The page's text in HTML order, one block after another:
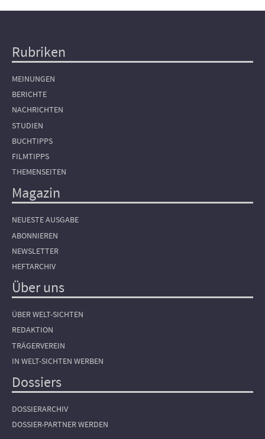
Hauptnavigation
Rubriken
MEINUNGEN
BERICHTE
NACHRICHTEN
STUDIEN
BUCHTIPPS
FILMTIPPS
THEMENSEITEN
Magazin
NEUESTE AUSGABE
ABONNIEREN
NEWSLETTER
HEFTARCHIV
Über uns
ÜBER WELT-SICHTEN
REDAKTION
TRÄGERVEREIN
IN WELT-SICHTEN WERBEN
Dossiers
DOSSIERARCHIV
DOSSIER-PARTNER WERDEN